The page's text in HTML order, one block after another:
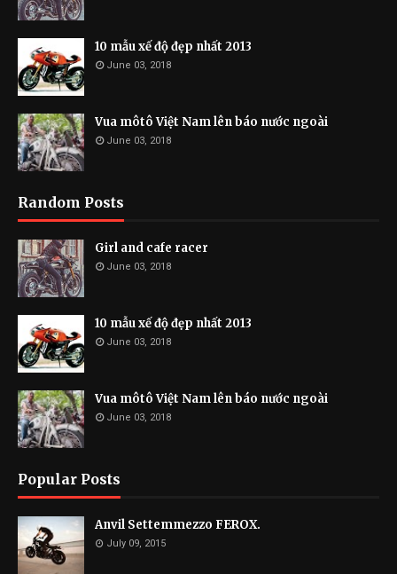
10 mẫu xế độ đẹp nhất 2013
June 03, 2018
Vua môtô Việt Nam lên báo nước ngoài
June 03, 2018
Random Posts
Girl and cafe racer
June 03, 2018
10 mẫu xế độ đẹp nhất 2013
June 03, 2018
Vua môtô Việt Nam lên báo nước ngoài
June 03, 2018
Popular Posts
Anvil Settemmezzo FEROX.
July 09, 2015